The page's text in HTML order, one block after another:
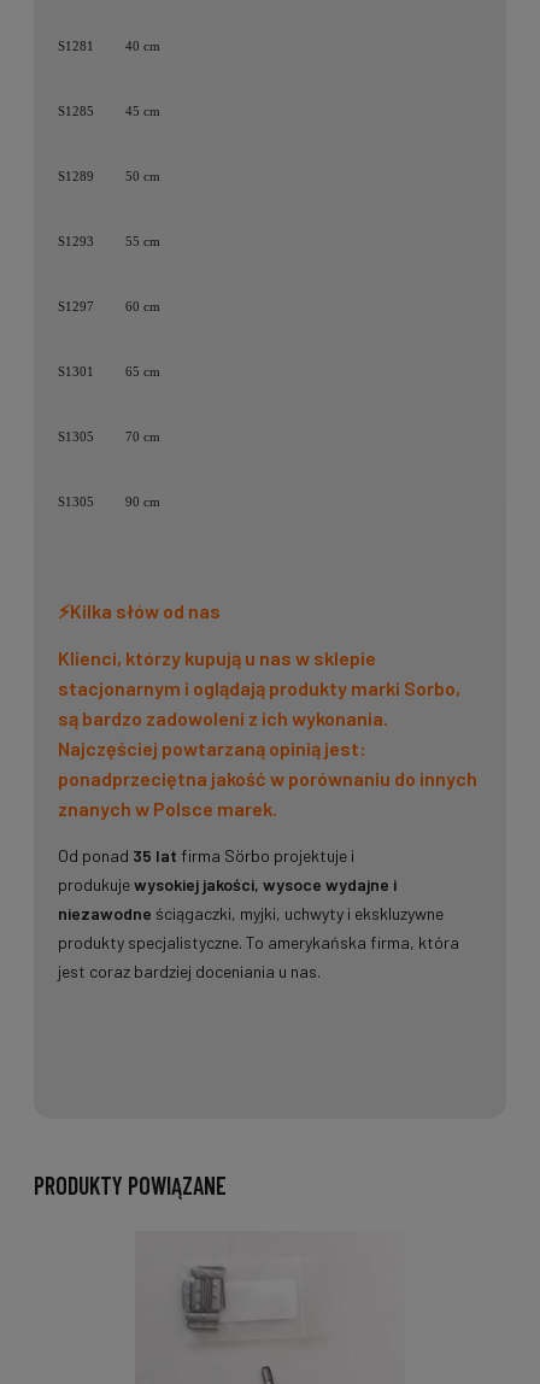
S1281 40 cm
S1285 45 cm
S1289 50 cm
S1293 55 cm
S1297 60 cm
S1301 65 cm
S1305 70 cm
S1305 90 cm
⚡Kilka słów od nas
Klienci, którzy kupują u nas w sklepie
stacjonarnym i oglądają produkty marki Sorbo,
są bardzo zadowoleni z ich wykonania.
Najczęściej powtarzaną opinią jest:
ponadprzeciętna jakość w porównaniu do innych
znanych w Polsce marek.
Od ponad 35 lat firma Sörbo projektuje i
produkujewysokiej jakości, wysoce wydajne i
niezawodne ściągaczki, myjki, uchwyty i ekskluzywne
produkty specjalistyczne. To amerykańska firma, która
jest coraz bardziej doceniania u nas.
PRODUKTY POWIĄZANE